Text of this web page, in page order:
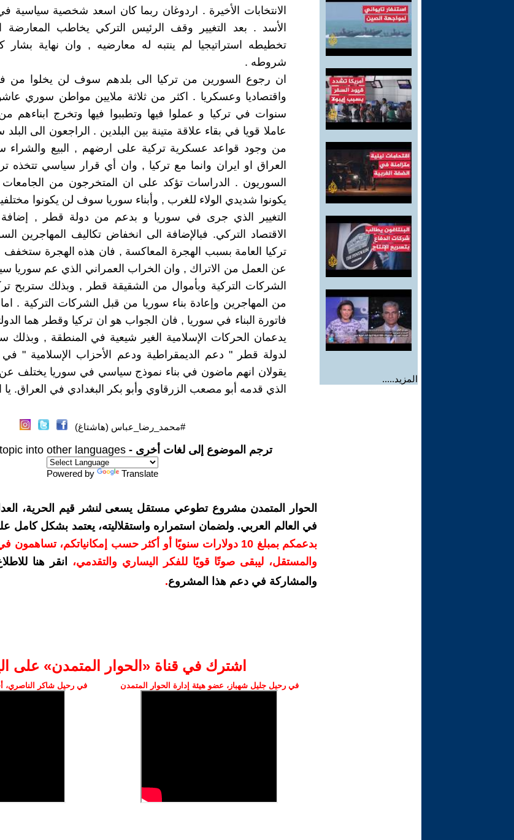
المزيد.....
الانتخابات الأخيرة . اردوغان ربما كان اسعد شخصية سياسية
الأسد . بعد التغيير وقف الرئيس التركي يخاطب المعارضة
تخطيطه استراتيجيا لم ينتبه له معارضيه , وان نهاية
شروطه .
ان رجوع السورين من تركيا الى بلدهم سوف لن يخلوا من
واقتصاديا وعسكريا . اكثر من ثلاثة ملايين مواطن سوري
سنوات في تركيا و عملوا فيها وتطببوا فيها وتخرج ابناءهم
عاملا قويا في بقاء علاقة متينة بين البلدين . الراجعون الى
من وجود قواعد عسكرية تركية على ارضهم , البيع
العراق او ايران وانما مع تركيا , وان أي قرار سياسي تتخذه
السوريون . الدراسات تؤكد على ان المتخرجون من الجامعات
يكونوا شديدي الولاء للغرب , وأبناء سوريا سوف لن يكونوا
التغيير الذي جرى في سوريا و بدعم من دولة قطر ,
الاقتصاد التركي. فبالإضافة الى انخفاض تكاليف المهاجرين
تركيا العامة بسبب الهجرة المعاكسة , فان هذه الهجرة ستخفف
عن العمل من الاتراك , وان الخراب العمراني الذي عم سوريا
الشركات التركية وبأموال من الشقيقة قطر , وبذلك ستربح
من المهاجرين وإعادة بناء سوريا من قبل الشركات التركية .
فاتورة البناء في سوريا , فان الجواب هو ان تركيا وقطر هما
يدعمان الحركات الإسلامية الغير شيعية في المنطقة , وبذلك
لدولة قطر " دعم الديمقراطية ودعم الأحزاب الإسلامية " في
يقولان انهم ماضون في بناء نموذج سياسي في سوريا يختلف
الذي قدمه أبو مصعب الزرقاوي وأبو بكر البغدادي في العراق. يا
#محمد_رضا_عباس (هاشتاغ)
ترجم الموضوع إلى لغات أخرى - into other languages
Powered by Translate
الحوار المتمدن مشروع تطوعي مستقل يسعى لنشر قيم الحرية،
في العالم العربي. ولضمان استمراره واستقلاليته، يعتمد بشكل كامل
بدعمكم بمبلغ 10 دولارات سنويًا أو أكثر حسب إمكانياتكم،
والمستقل، ليبقى صوتًا قويًا للفكر اليساري والتقدمي،
انقر هنا
والمشاركة في دعم هذا المشروع.
اشترك في قناة ‫«الحوار المتمدن» على
في رحيل جليل شهباز، عضو هيئة إدارة الحوار المتمدن في رحيل شاكر الناصري،